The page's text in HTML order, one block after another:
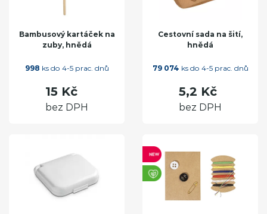
Bambusový kartáček na
zuby, hnědá
998 ks do 4-5 prac. dnů
15 Kč
bez DPH
Cestovní sada na šití,
hnědá
79 074 ks do 4-5 prac. dnů
5,2 Kč
bez DPH